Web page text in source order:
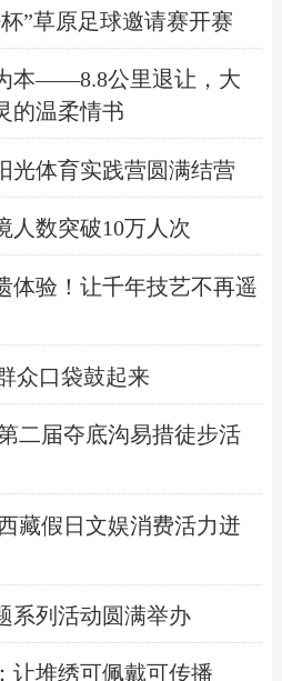
”草原足球邀请赛开赛
本——8.8公里退让，大
的温柔情书
光体育实践营圆满结营
人数突破10万人次
体验！让千年技艺不再遥
众口袋鼓起来
二届夺底沟易措徒步活
藏假日文娱消费活力迸
系列活动圆满举办
让堆绣可佩戴可传播